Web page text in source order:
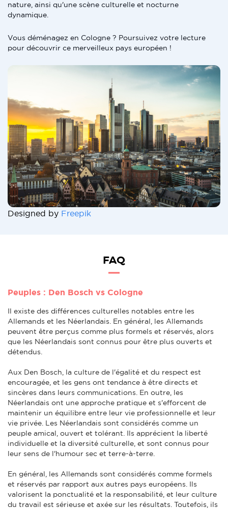
nature, ainsi qu'une scène culturelle et nocturne
dynamique.
Vous déménagez en Cologne ? Poursuivez votre lecture
pour découvrir ce merveilleux pays européen !
Designed by Freepik
FAQ
Peuples : Den Bosch vs Cologne
Il existe des différences culturelles notables entre les
Allemands et les Néerlandais. En général, les Allemands
peuvent être perçus comme plus formels et réservés, alors
que les Néerlandais sont connus pour être plus ouverts et
détendus.
Aux Den Bosch, la culture de l'égalité et du respect est
encouragée, et les gens ont tendance à être directs et
sincères dans leurs communications. En outre, les
Néerlandais ont une approche pratique et s'efforcent de
maintenir un équilibre entre leur vie professionnelle et leur
vie privée. Les Néerlandais sont considérés comme un
peuple amical, ouvert et tolérant. Ils apprécient la liberté
individuelle et la diversité culturelle, et sont connus pour
leur sens de l'humour sec et terre-à-terre.
En général, les Allemands sont considérés comme formels
et réservés par rapport aux autres pays européens. Ils
valorisent la ponctualité et la responsabilité, et leur culture
du travail est sérieuse et axée sur les résultats. Toutefois, ils